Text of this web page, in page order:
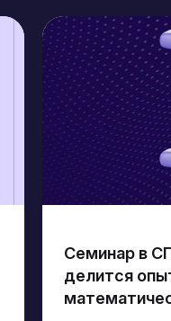
Семинар в
делится